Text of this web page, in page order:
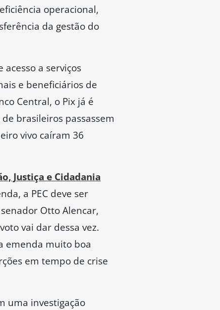
operacional,
da gestão do
a serviços
e beneficiários de
Central, o Pix já é
brasileiros passassem
vivo caíram 36
Justiça e Cidadania
a PEC deve ser
Otto Alencar,
vai dar dessa vez.
emenda muito boa
em tempo de crise
uma investigação